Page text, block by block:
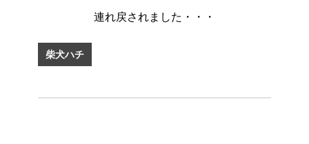
連れ戻されました・・・
柴犬ハチ